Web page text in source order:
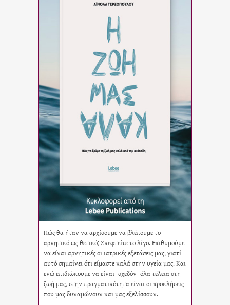
Πώς θα ήταν να αρχίσουμε να βλέπουμε το
αρνητικό ως θετικό; Σκεφτείτε το λίγο. Επιθυμούμε
να είναι αρνητικές οι ιατρικές εξετάσεις μας, γιατί
αυτό σημαίνει ότι είμαστε καλά στην υγεία μας. Και
ενώ επιδιώκουμε να είναι -σχεδόν- όλα τέλεια στη
ζωή μας, στην πραγματικότητα είναι οι προκλήσεις
που μας δυναμώνουν και μας εξελίσσουν.